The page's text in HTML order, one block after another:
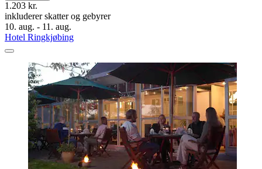
1.203 kr.
inkluderer skatter og gebyrer
10. aug. - 11. aug.
Hotel Ringkjøbing